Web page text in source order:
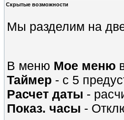
Скрытые возможности
Мы разделим на
В меню Мое меню
Таймер - с 5
Расчет даты -
Показ. часы -